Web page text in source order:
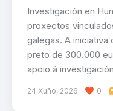
Investigación en
proxectos
galegas. A
preto de 300.000
apoio á
24 Xuño, 2026 0